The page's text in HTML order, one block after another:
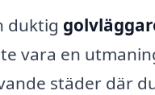
duktig
vara en
städer där